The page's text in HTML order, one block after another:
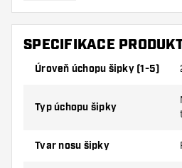
Cosmo Darts Ami Komiyama
šipek obsahuje:3ks Šipek, 3ks
v sadě.
SPECIFIKACE
Úroveň úchopu šipky (1-5)
Typ úchopu šipky
Tvar nosu šipky